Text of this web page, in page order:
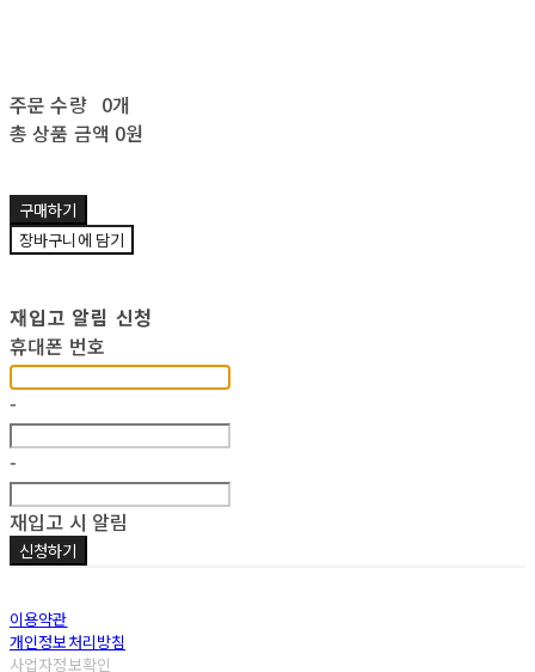
주문 수량 0개
총 상품 금액 0원
구매하기
장바구니에 담기
재입고 알림 신청
휴대폰 번호
-
-
재입고 시 알림
신청하기
이용약관
개인정보처리방침
사업자정보확인